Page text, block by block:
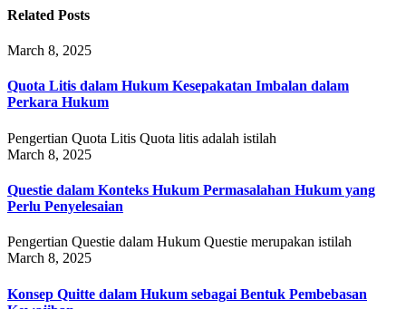
Related Posts
March 8, 2025
Quota Litis dalam Hukum Kesepakatan Imbalan dalam
Perkara Hukum
Pengertian Quota Litis Quota litis adalah istilah
March 8, 2025
Questie dalam Konteks Hukum Permasalahan Hukum yang
Perlu Penyelesaian
Pengertian Questie dalam Hukum Questie merupakan istilah
March 8, 2025
Konsep Quitte dalam Hukum sebagai Bentuk Pembebasan